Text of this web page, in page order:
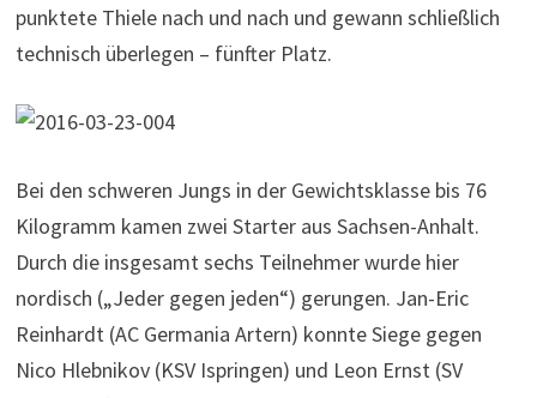
punktete Thiele nach und nach und gewann schließlich
technisch überlegen – fünfter Platz.
Bei den schweren Jungs in der Gewichtsklasse bis 76
Kilogramm kamen zwei Starter aus Sachsen-Anhalt.
Durch die insgesamt sechs Teilnehmer wurde hier
nordisch („Jeder gegen jeden“) gerungen. Jan-Eric
Reinhardt (AC Germania Artern) konnte Siege gegen
Nico Hlebnikov (KSV Ispringen) und Leon Ernst (SV